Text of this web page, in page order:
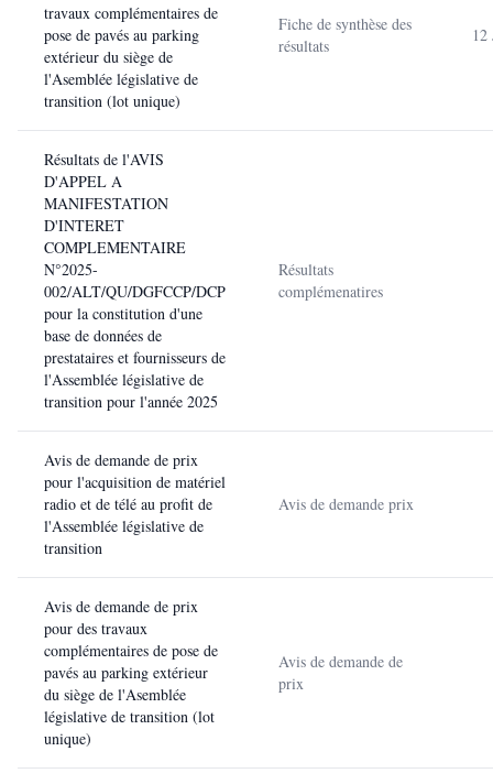
travaux complémentaires de
pose de pavés au parking
extérieur du siège de
l'Asemblée législative de
transition (lot unique)
Fiche de synthèse des
résultats
12
Résultats de l'AVIS
D'APPEL A
MANIFESTATION
D'INTERET
COMPLEMENTAIRE
N°2025-
002/ALT/QU/DGFCCP/DCP
pour la constitution d'une
base de données de
prestataires et fournisseurs de
l'Assemblée législative de
transition pour l'année 2025
Résultats
complémenatires
Avis de demande de prix
pour l'acquisition de matériel
radio et de télé au profit de
l'Assemblée législative de
transition
Avis de demande prix
Avis de demande de prix
pour des travaux
complémentaires de pose de
pavés au parking extérieur
du siège de l'Asemblée
législative de transition (lot
unique)
Avis de demande de
prix